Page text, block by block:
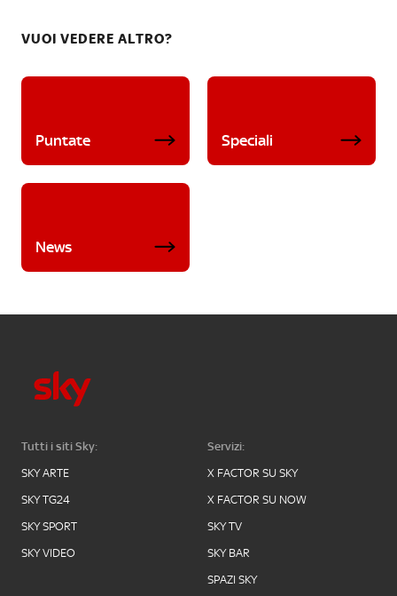
VUOI VEDERE ALTRO?
Puntate Speciali
News
Tutti i siti Sky:
SKY ARTE
SKY TG24
SKY SPORT
SKY VIDEO
Servizi:
X FACTOR SU SKY
X FACTOR SU NOW
SKY TV
SKY BAR
SPAZI SKY